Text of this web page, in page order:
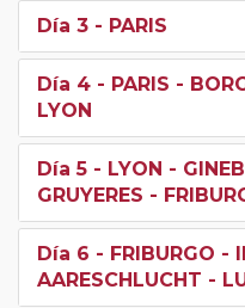
Día 3 - PARIS
Día 4 - PARIS -
LYON
Día 5 - LYON -
GRUYERES -
Día 6 - FRIBURGO -
AARESCHLUCHT -